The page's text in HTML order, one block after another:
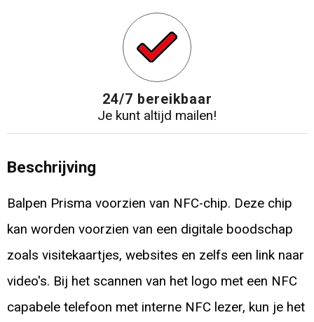
24/7 bereikbaar
Je kunt altijd mailen!
Beschrijving
Balpen Prisma voorzien van NFC-chip. Deze chip
kan worden voorzien van een digitale boodschap
zoals visitekaartjes, websites en zelfs een link naar
video's. Bij het scannen van het logo met een NFC
capabele telefoon met interne NFC lezer, kun je het